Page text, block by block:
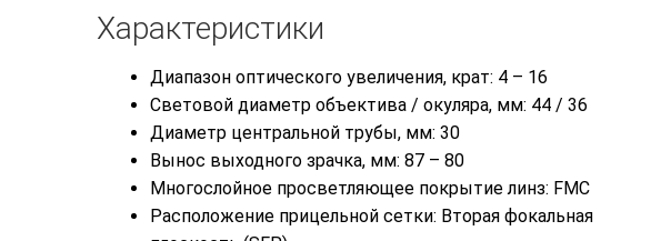
Характеристики
Диапазон оптического увеличения, крат: 4 – 16
Световой диаметр объектива / окуляра, мм: 44 / 36
Диаметр центральной трубы, мм: 30
Вынос выходного зрачка, мм: 87 – 80
Многослойное просветляющее покрытие линз: FMC
Расположение прицельной сетки: Вторая фокальная